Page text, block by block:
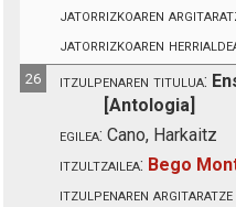
jatorrizkoaren
jatorrizkoaren
26 itzulpenaren titulua:
[Antologia]
egilea: Cano, Harkaitz
itzultzailea: Bego
itzulpenaren argitaratze